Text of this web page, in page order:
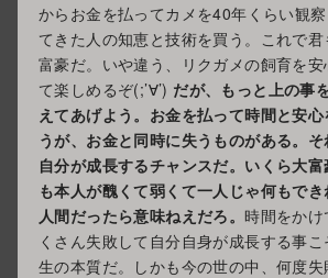
からお金を払ってカメを40年くらい観
てきた人の知恵と技術を買う。これで君
富豪だ。いや違う、リクガメの飼育を安
て楽しめるぞ(;’∀’) だが、もっと上の事
えてあげよう。お金を払って時間と安
うが、お金と同時に失うものがある。
自分が成長するチャンスだ。いくら大
も本人が醜くて弱くて一人じゃ何もでき
人間だったら意味ねえだろ。時間をかけ
くさん失敗して自分自身が成長する事こ
生の本質だ。しかも今の世の中、何度失